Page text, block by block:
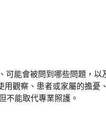
可能會被問到哪些問題，
觀察、患者或家屬的擔
不能取代專業照護。